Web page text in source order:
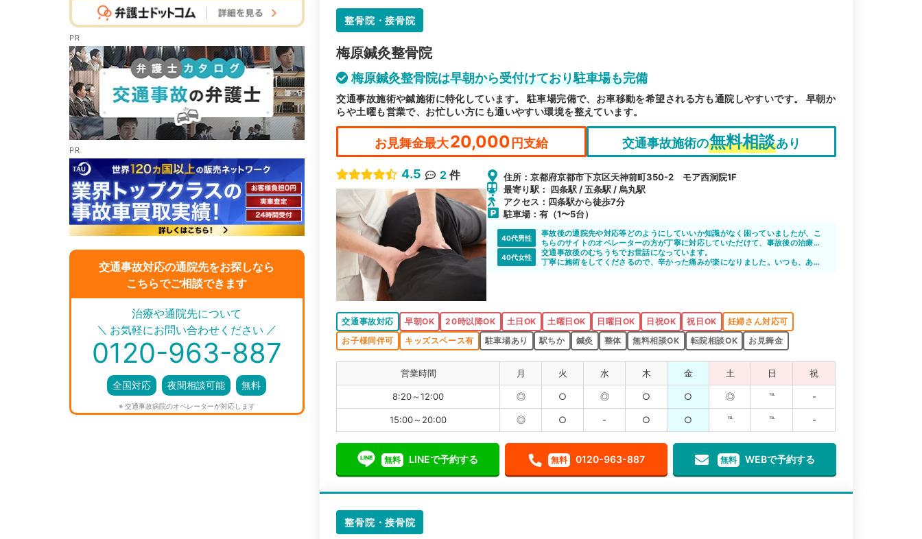
交通事故対応の通院先をお探しなら
こちらでご相談できます
＼ ／
治療や通院先について
お気軽にお問い合わせください
0120-963-887
全国対応 夜間相談可能 無料
※ 交通事故病院のオペレーターが対応します
整骨院・接骨院
梅原鍼灸整骨院
梅原鍼灸整骨院は早朝から受付けており駐車場も完備
交通事故施術や鍼施術に特化しています。 駐車場完備で、お車移動を希望される方も通院しやすいです。 早朝か
らや土曜も営業で、お忙しい方にも通いやすい環境を整えています。
お見舞金最大20,000円支給 交通事故施術の無料相談あり
4.5 2 件
住所：京都府京都市下京区天神前町350-2 モア西洞院1F
最寄り駅： 四条駅 / 五条駅 / 烏丸駅
アクセス：四条駅から徒歩7分
駐車場：有（1〜5台）
40代男性
事故後の通院先や対応等どのようにしていいか知識がなく困っていましたが、こ
ちらのサイトのオペレーターの方が丁寧に対応していただけて、事故後の治療を
どのように進めて行ったらいいかかなり参考になりました。
梅原整骨院の先生もきちんと対応してもらい、信頼できました。おかげさまでむ
40代女性
交通事故後のむちうちでお世話になっています。
丁寧に施術をしてくださるので、辛かった痛みが楽になりました。いつも、あり
交通事故対応 早朝OK 20時以降OK 土日OK 土曜日OK 日曜日OK 日祝OK 祝日OK
妊婦さん対応可
お子様同伴可
キッズスペース有 駐車場あり 駅ちか 鍼灸 整体 無料相談OK 転院相談OK お見舞金
営業時間 月 火 水 木 金 土 日 祝
8:20～12:00 ◎ ○ ◎ ○ ○ ◎ ℡ -
15:00～20:00 ◎ ○ - ○ ○ ℡ ℡ -
無料 LINEで予約する 無料 0120-963-887 無料 WEBで予約する
整骨院・接骨院